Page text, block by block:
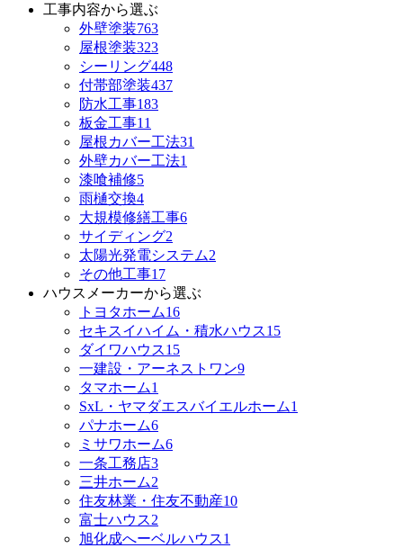
工事内容から選ぶ
外壁塗装763
屋根塗装323
シーリング448
付帯部塗装437
防水工事183
板金工事11
屋根カバー工法31
外壁カバー工法1
漆喰補修5
雨樋交換4
大規模修繕工事6
サイディング2
太陽光発電システム2
その他工事17
ハウスメーカーから選ぶ
トヨタホーム16
セキスイハイム・積水ハウス15
ダイワハウス15
一建設・アーネストワン9
タマホーム1
SxL・ヤマダエスバイエルホーム1
パナホーム6
ミサワホーム6
一条工務店3
三井ホーム2
住友林業・住友不動産10
富士ハウス2
旭化成へーベルハウス1